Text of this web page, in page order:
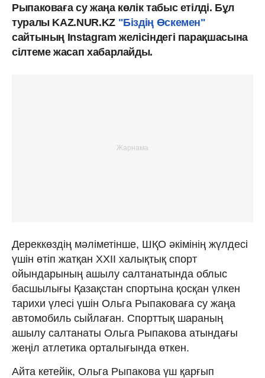
Рыпаковаға су жаңа көлік табыс етілді. Бұл
туралы KAZ.NUR.KZ "Біздің Өскемен"
cайтының Instagram желісіндегі парақшасына
сілтеме жасап хабарлайды.
Дереккөздің мәліметінше, ШҚО әкімінің жүлдесі
үшін өтіп жатқан ХХII халықтық спорт
ойындарының ашылу салтанатында облыс
басшылығы Қазақстан спортына қосқан үлкен
тарихи үлесі үшін Ольга Рыпаковаға су жаңа
автомобиль сыйлаған. Спорттық шараның
ашылу салтанаты Ольга Рыпакова атындағы
жеңіл атлетика орталығында өткен.
Айта кетейік, Ольга Рыпакова үш қарғып